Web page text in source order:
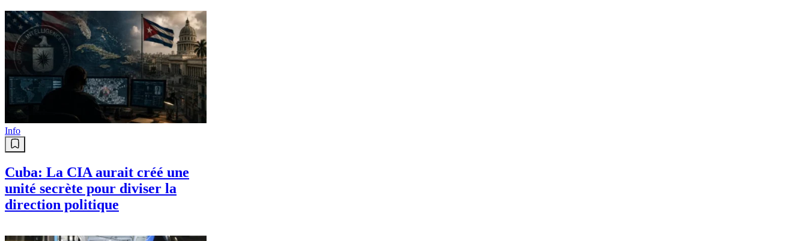
Info
Cuba: La CIA aurait créé une
unité secrète pour diviser la
direction politique